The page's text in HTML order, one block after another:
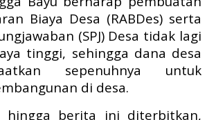
Biaya Desa (RABDes) serta
(SPJ) Desa tidak lagi
tinggi, sehingga dana desa
sepenuhnya untuk
di desa.
hingga berita ini diterbitkan,